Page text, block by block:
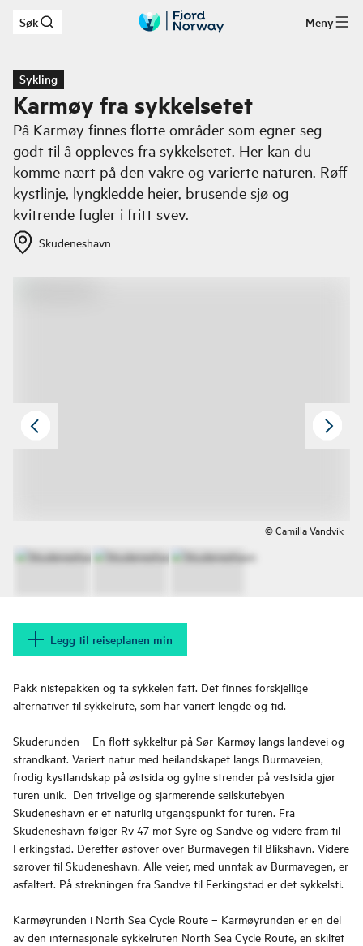
Hopp til hovedinnhold
Søk Meny
Sykling
Karmøy fra sykkelsetet
På Karmøy finnes flotte områder som egner seg
godt til å oppleves fra sykkelsetet. Her kan du
komme nært på den vakre og varierte naturen. Røff
kystlinje, lyngkledde heier, brusende sjø og
kvitrende fugler i fritt svev.
Skudeneshavn
© Camilla Vandvik
Legg til reiseplanen min
Pakk nistepakken og ta sykkelen fatt. Det finnes forskjellige
alternativer til sykkelrute, som har variert lengde og tid.
Skuderunden – En flott sykkeltur på Sør-Karmøy langs landevei og
strandkant. Variert natur med heilandskapet langs Burmaveien,
frodig kystlandskap på østsida og gylne strender på vestsida gjør
turen unik. Den trivelige og sjarmerende seilskutebyen
Skudeneshavn er et naturlig utgangspunkt for turen. Fra
Skudeneshavn følger Rv 47 mot Syre og Sandve og videre fram til
Ferkingstad. Deretter østover over Burmavegen til Blikshavn. Videre
sørover til Skudeneshavn. Alle veier, med unntak av Burmavegen, er
asfaltert. På strekningen fra Sandve til Ferkingstad er det sykkelsti.
Karmøyrunden i North Sea Cycle Route – Karmøyrunden er en del
av den internasjonale sykkelruten North Sea Cycle Route, en skiltet